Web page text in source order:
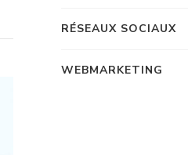
RÉSEAUX SOCIAUX
WEBMARKETING